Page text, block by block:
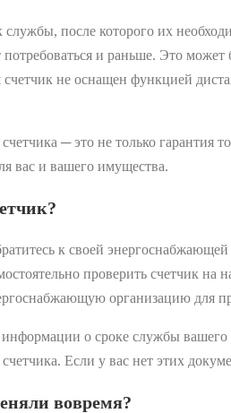
после которого их
и раньше. Это
не оснащен функцией
─ это не только гарантия
вас и вашего имущества.
к своей
проверить счетчик
организацию для
о сроке службы вашего
Если у вас нет этих
вовремя?